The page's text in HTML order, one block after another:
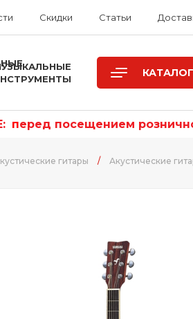
Скидки Статьи
КАТАЛОГ
перед посещением
гитары / Акустические